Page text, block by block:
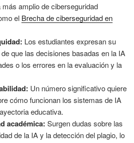
amplio de ciberseguridad
el Brecha de ciberseguridad en
Los estudiantes expresan su
que las decisiones basadas en la IA
o los errores en la evaluación y la
Un número significativo quiere
cómo funcionan los sistemas de IA
educativa.
académica: Surgen dudas sobre las
de la IA y la detección del plagio, lo